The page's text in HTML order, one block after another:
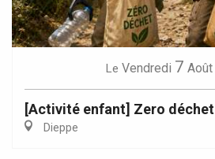
Le Vendredi 7 Août
[Activité enfant] Zero déchet
Dieppe